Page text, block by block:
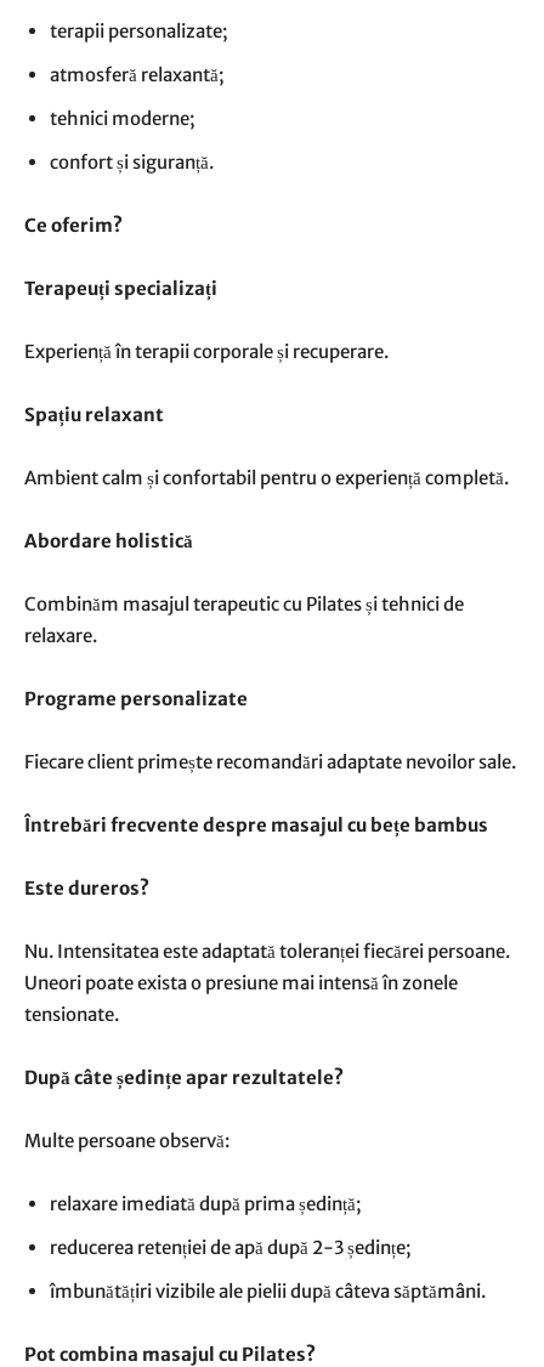
terapii personalizate;
atmosferă relaxantă;
tehnici moderne;
confort și siguranță.
Ce oferim?
Terapeuți specializați
Experiență în terapii corporale și recuperare.
Spațiu relaxant
Ambient calm și confortabil pentru o experiență completă.
Abordare holistică
Combinăm masajul terapeutic cu Pilates și tehnici de
relaxare.
Programe personalizate
Fiecare client primește recomandări adaptate nevoilor sale.
Întrebări frecvente despre masajul cu bețe bambus
Este dureros?
Nu. Intensitatea este adaptată toleranței fiecărei persoane.
Uneori poate exista o presiune mai intensă în zonele
tensionate.
După câte ședințe apar rezultatele?
Multe persoane observă:
relaxare imediată după prima ședință;
reducerea retenției de apă după 2-3 ședințe;
îmbunătățiri vizibile ale pielii după câteva săptămâni.
Pot combina masajul cu Pilates?